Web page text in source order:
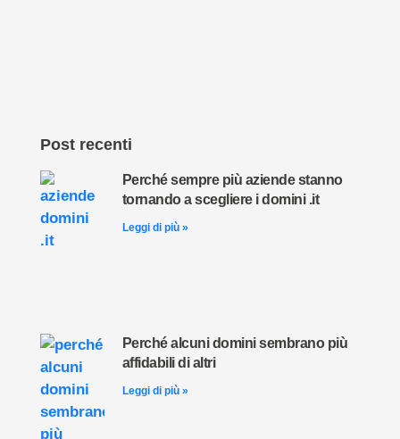
Post recenti
Perché sempre più aziende stanno
tornando a scegliere i domini .it
Leggi di più »
Perché alcuni domini sembrano più
affidabili di altri
Leggi di più »